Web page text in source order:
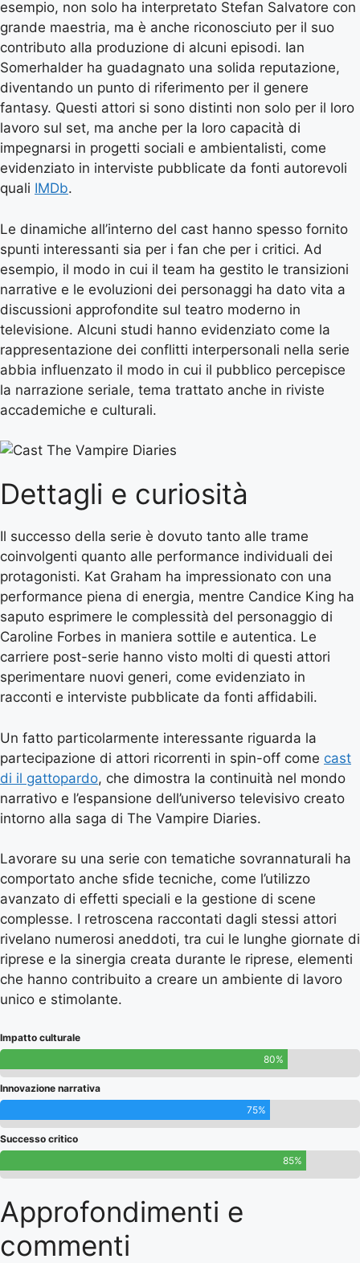
esempio, non solo ha interpretato Stefan Salvatore con
grande maestria, ma è anche riconosciuto per il suo
contributo alla produzione di alcuni episodi. Ian
Somerhalder ha guadagnato una solida reputazione,
diventando un punto di riferimento per il genere
fantasy. Questi attori si sono distinti non solo per il loro
lavoro sul set, ma anche per la loro capacità di
impegnarsi in progetti sociali e ambientalisti, come
evidenziato in interviste pubblicate da fonti autorevoli
quali IMDb.
Le dinamiche all’interno del cast hanno spesso fornito
spunti interessanti sia per i fan che per i critici. Ad
esempio, il modo in cui il team ha gestito le transizioni
narrative e le evoluzioni dei personaggi ha dato vita a
discussioni approfondite sul teatro moderno in
televisione. Alcuni studi hanno evidenziato come la
rappresentazione dei conflitti interpersonali nella serie
abbia influenzato il modo in cui il pubblico percepisce
la narrazione seriale, tema trattato anche in riviste
accademiche e culturali.
Dettagli e curiosità
Il successo della serie è dovuto tanto alle trame
coinvolgenti quanto alle performance individuali dei
protagonisti. Kat Graham ha impressionato con una
performance piena di energia, mentre Candice King ha
saputo esprimere le complessità del personaggio di
Caroline Forbes in maniera sottile e autentica. Le
carriere post-serie hanno visto molti di questi attori
sperimentare nuovi generi, come evidenziato in
racconti e interviste pubblicate da fonti affidabili.
Un fatto particolarmente interessante riguarda la
partecipazione di attori ricorrenti in spin-off come cast
di il gattopardo, che dimostra la continuità nel mondo
narrativo e l’espansione dell’universo televisivo creato
intorno alla saga di The Vampire Diaries.
Lavorare su una serie con tematiche sovrannaturali ha
comportato anche sfide tecniche, come l’utilizzo
avanzato di effetti speciali e la gestione di scene
complesse. I retroscena raccontati dagli stessi attori
rivelano numerosi aneddoti, tra cui le lunghe giornate di
riprese e la sinergia creata durante le riprese, elementi
che hanno contribuito a creare un ambiente di lavoro
unico e stimolante.
Impatto culturale
80%
Innovazione narrativa
75%
Successo critico
85%
Approfondimenti e
commenti